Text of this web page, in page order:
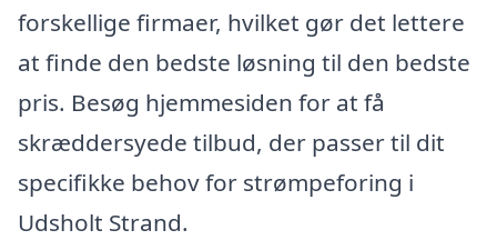
forskellige firmaer, hvilket gør det lettere
at finde den bedste løsning til den bedste
pris. Besøg hjemmesiden for at få
skræddersyede tilbud, der passer til dit
specifikke behov for strømpeforing i
Udsholt Strand.